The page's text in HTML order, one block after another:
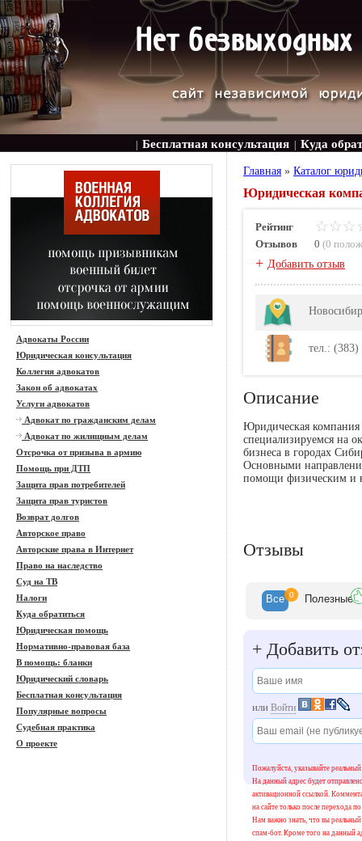
Бесплатная консультация Куда
Адвокаты России
Юридическая консультация
Коллегия адвокатов
Закон об адвокатах
Услуги адвокатов
Адвокат по гражданским делам
Адвокат по жилищным делам
Отсрочка от призыва в армию
Помощь при ДТП
Защита прав потребителей
Защита прав туристов
Возврат долгов
Авторское право
Авторские права в Интернет
Право на наследство
Суд на ТВ
Налоги
Куда обратиться
Юридическая помощь
Нормативно-правовая база
В помощь: бланки
Юридический словарь
Бесплатная консультация
Популярные вопросы
Судебная практика
О проекте
Главная » Каталог
Юридическая
Рейтинг
Отзывов
0 (0
+ Добавить отзыв
тел.:
Описание
Юридическая
специализируемся на
бизнеса в городах
Основными
помощи физическим и
Отзывы
Все 0 Полезные
+ Добавить
или Войти
Пожалуйста, указывайте
На данный адрес будет
активационной ссылкой.
на сайте только после перехода
Нам важно знать, что вы реальный
спам-бот. Кроме того на данный